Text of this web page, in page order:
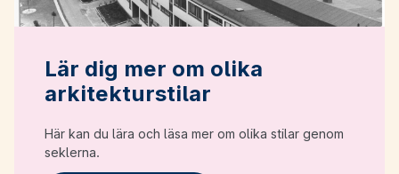
Lär dig mer om olika
arkitekturstilar
Här kan du lära och läsa mer om olika stilar genom
seklerna.